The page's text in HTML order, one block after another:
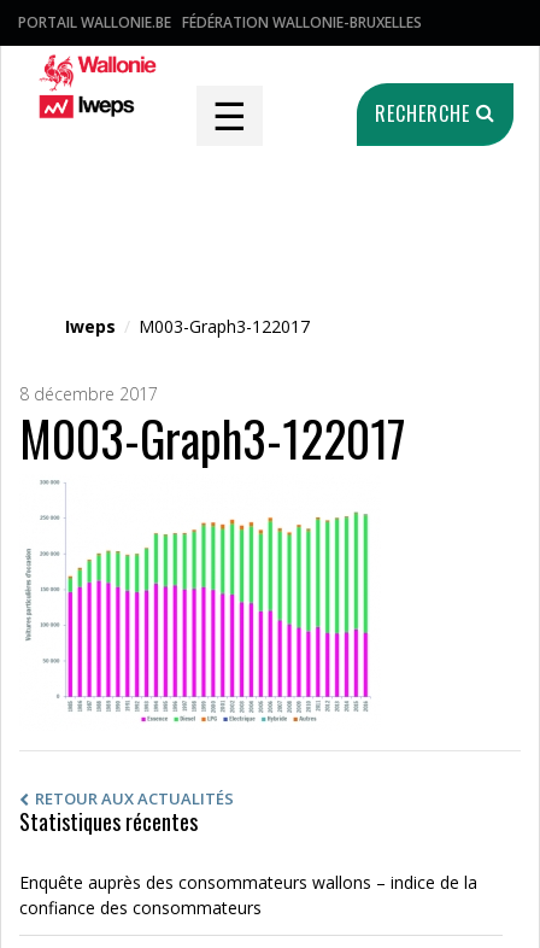
PORTAIL WALLONIE.BE FÉDÉRATION WALLONIE-BRUXELLES
☰ RECHERCHE
Iweps / M003-Graph3-122017
8 décembre 2017
M003-Graph3-122017
RETOUR AUX ACTUALITÉS
Statistiques récentes
Enquête auprès des consommateurs wallons – indice de la
confiance des consommateurs